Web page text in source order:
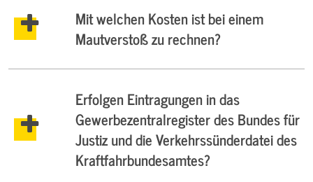
Mit welchen Kosten ist bei einem
Mautverstoß zu rechnen?
Erfolgen Eintragungen in das
Gewerbezentralregister des Bundes für
Justiz und die Verkehrssünderdatei des
Kraftfahrbundesamtes?